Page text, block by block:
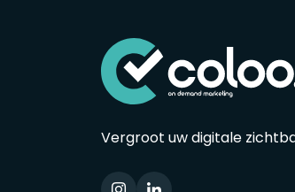
Vergroot uw digitale